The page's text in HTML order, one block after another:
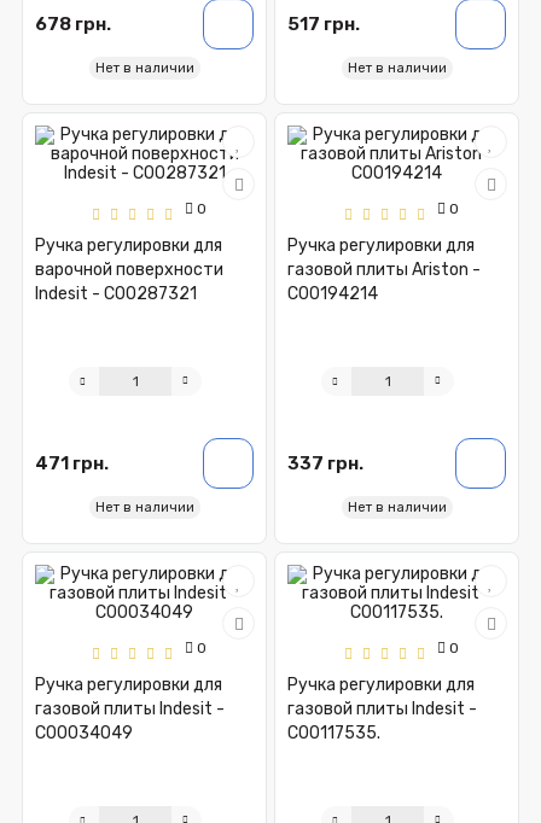
678 грн.
Нет в наличии
517 грн.
Нет в наличии
0
Ручка регулировки для
варочной поверхности
Indesit - C00287321
471 грн.
Нет в наличии
0
Ручка регулировки для
газовой плиты Ariston -
C00194214
337 грн.
Нет в наличии
0
Ручка регулировки для
газовой плиты Indesit -
C00034049
0
Ручка регулировки для
газовой плиты Indesit -
C00117535.